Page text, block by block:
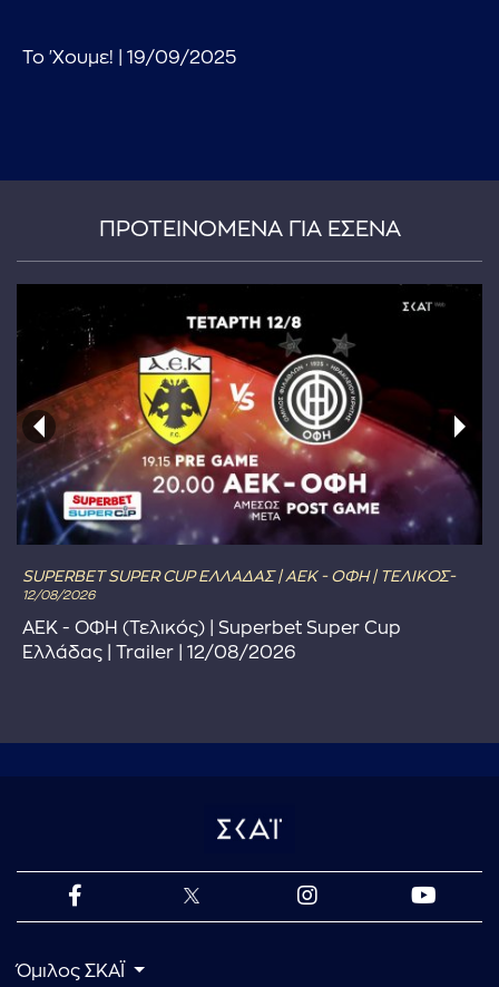
Το 'Χουμε! | 19/09/2025
ΠΡΟΤΕΙΝΟΜΕΝΑ ΓΙΑ ΕΣΕΝΑ
SUPERBET SUPER CUP ΕΛΛΑΔΑΣ | ΑΕΚ - ΟΦΗ | ΤΕΛΙΚΟΣ-
12/08/2026
ΑΕΚ - ΟΦΗ (Τελικός) | Superbet Super Cup
Ελλάδας | Trailer | 12/08/2026
Όμιλος ΣΚΑΪ